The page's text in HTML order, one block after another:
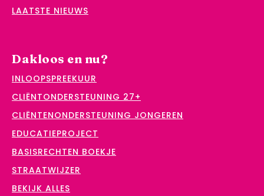
LAATSTE NIEUWS
Dakloos en nu?
INLOOPSPREEKUUR
CLIËNTONDERSTEUNING 27+
CLIËNTENONDERSTEUNING JONGEREN
EDUCATIEPROJECT
BASISRECHTEN BOEKJE
STRAATWIJZER
BEKIJK ALLES